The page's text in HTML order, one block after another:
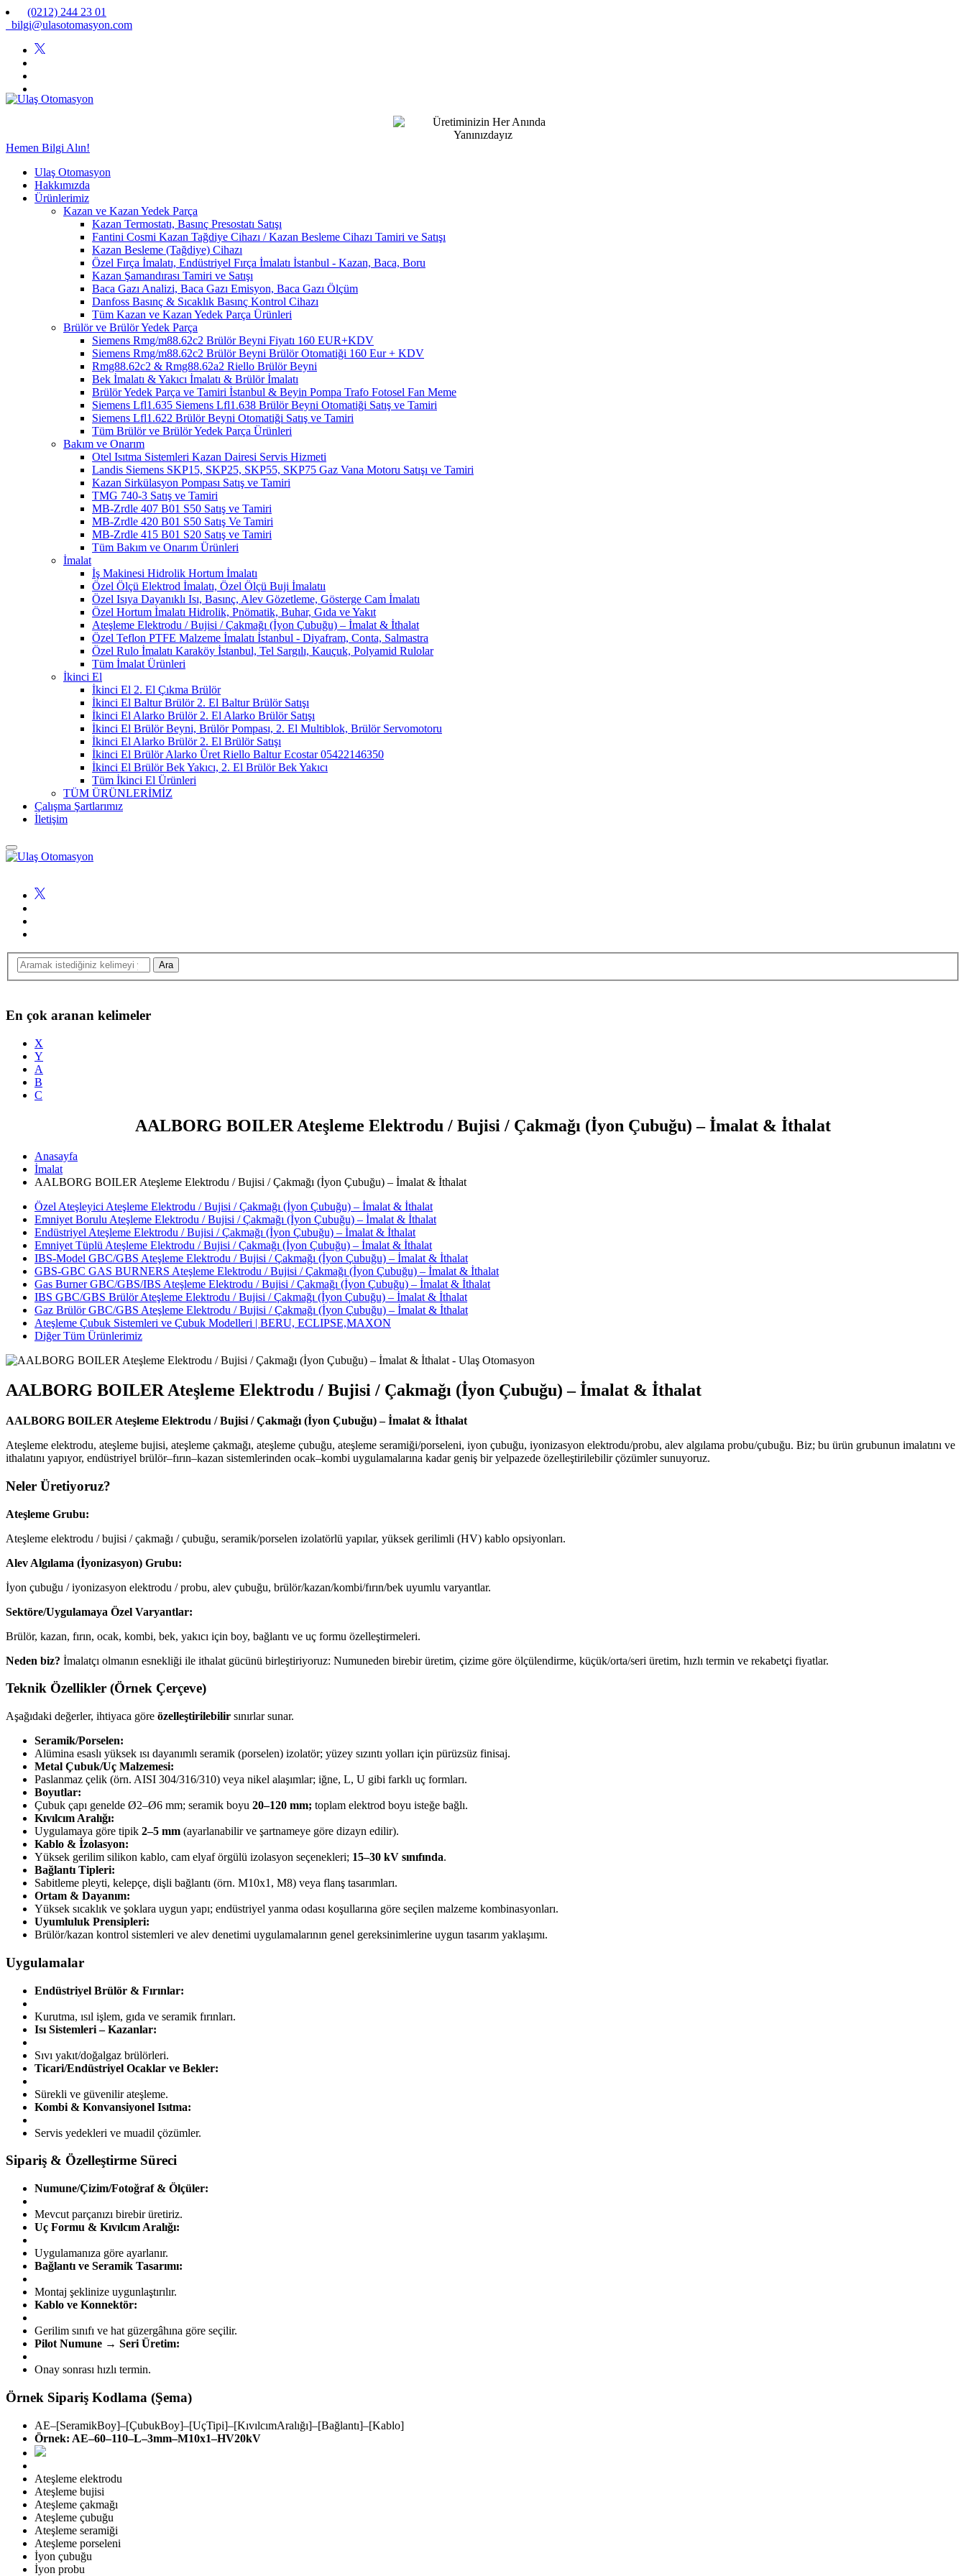
(0212) 244 23 01
bilgi@ulasotomasyon.com
Hemen Bilgi Alın!
Ulaş Otomasyon
Hakkımızda
Ürünlerimiz
Kazan ve Kazan Yedek Parça
Kazan Termostatı, Basınç Presostatı Satışı
Fantini Cosmi Kazan Tağdiye Cihazı / Kazan Besleme Cihazı Tamiri ve Satışı
Kazan Besleme (Tağdiye) Cihazı
Özel Fırça İmalatı, Endüstriyel Fırça İmalatı İstanbul - Kazan, Baca, Boru
Kazan Şamandırası Tamiri ve Satışı
Baca Gazı Analizi, Baca Gazı Emisyon, Baca Gazı Ölçüm
Danfoss Basınç & Sıcaklık Basınç Kontrol Cihazı
Tüm Kazan ve Kazan Yedek Parça Ürünleri
Brülör ve Brülör Yedek Parça
Siemens Rmg/m88.62c2 Brülör Beyni Fiyatı 160 EUR+KDV
Siemens Rmg/m88.62c2 Brülör Beyni Brülör Otomatiği 160 Eur + KDV
Rmg88.62c2 & Rmg88.62a2 Riello Brülör Beyni
Bek İmalatı & Yakıcı İmalatı & Brülör İmalatı
Brülör Yedek Parça ve Tamiri İstanbul & Beyin Pompa Trafo Fotosel Fan Meme
Siemens Lfl1.635 Siemens Lfl1.638 Brülör Beyni Otomatiği Satış ve Tamiri
Siemens Lfl1.622 Brülör Beyni Otomatiği Satış ve Tamiri
Tüm Brülör ve Brülör Yedek Parça Ürünleri
Bakım ve Onarım
Otel Isıtma Sistemleri Kazan Dairesi Servis Hizmeti
Landis Siemens SKP15, SKP25, SKP55, SKP75 Gaz Vana Motoru Satışı ve Tamiri
Kazan Sirkülasyon Pompası Satış ve Tamiri
TMG 740-3 Satış ve Tamiri
MB-Zrdle 407 B01 S50 Satış ve Tamiri
MB-Zrdle 420 B01 S50 Satış Ve Tamiri
MB-Zrdle 415 B01 S20 Satış ve Tamiri
Tüm Bakım ve Onarım Ürünleri
İmalat
İş Makinesi Hidrolik Hortum İmalatı
Özel Ölçü Elektrod İmalatı, Özel Ölçü Buji İmalatıı
Özel Isıya Dayanıklı Isı, Basınç, Alev Gözetleme, Gösterge Cam İmalatı
Özel Hortum İmalatı Hidrolik, Pnömatik, Buhar, Gıda ve Yakıt
Ateşleme Elektrodu / Bujisi / Çakmağı (İyon Çubuğu) – İmalat & İthalat
Özel Teflon PTFE Malzeme İmalatı İstanbul - Diyafram, Conta, Salmastra
Özel Rulo İmalatı Karaköy İstanbul, Tel Sargılı, Kauçuk, Polyamid Rulolar
Tüm İmalat Ürünleri
İkinci El
İkinci El 2. El Çıkma Brülör
İkinci El Baltur Brülör 2. El Baltur Brülör Satışı
İkinci El Alarko Brülör 2. El Alarko Brülör Satışı
İkinci El Brülör Beyni, Brülör Pompası, 2. El Multiblok, Brülör Servomotoru
İkinci El Alarko Brülör 2. El Brülör Satışı
İkinci El Brülör Alarko Üret Riello Baltur Ecostar 05422146350
İkinci El Brülör Bek Yakıcı, 2. El Brülör Bek Yakıcı
Tüm İkinci El Ürünleri
TÜM ÜRÜNLERİMİZ
Çalışma Şartlarımız
İletişim
En çok aranan kelimeler
X
Y
A
B
C
AALBORG BOILER Ateşleme Elektrodu / Bujisi / Çakmağı (İyon Çubuğu) – İmalat & İthalat
Anasayfa
İmalat
AALBORG BOILER Ateşleme Elektrodu / Bujisi / Çakmağı (İyon Çubuğu) – İmalat & İthalat
Özel Ateşleyici Ateşleme Elektrodu / Bujisi / Çakmağı (İyon Çubuğu) – İmalat & İthalat
Emniyet Borulu Ateşleme Elektrodu / Bujisi / Çakmağı (İyon Çubuğu) – İmalat & İthalat
Endüstriyel Ateşleme Elektrodu / Bujisi / Çakmağı (İyon Çubuğu) – İmalat & İthalat
Emniyet Tüplü Ateşleme Elektrodu / Bujisi / Çakmağı (İyon Çubuğu) – İmalat & İthalat
IBS-Model GBC/GBS Ateşleme Elektrodu / Bujisi / Çakmağı (İyon Çubuğu) – İmalat & İthalat
GBS-GBC GAS BURNERS Ateşleme Elektrodu / Bujisi / Çakmağı (İyon Çubuğu) – İmalat & İthalat
Gas Burner GBC/GBS/IBS Ateşleme Elektrodu / Bujisi / Çakmağı (İyon Çubuğu) – İmalat & İthalat
IBS GBC/GBS Brülör Ateşleme Elektrodu / Bujisi / Çakmağı (İyon Çubuğu) – İmalat & İthalat
Gaz Brülör GBC/GBS Ateşleme Elektrodu / Bujisi / Çakmağı (İyon Çubuğu) – İmalat & İthalat
Ateşleme Çubuk Sistemleri ve Çubuk Modelleri | BERU, ECLIPSE,MAXON
Diğer Tüm Ürünlerimiz
AALBORG BOILER Ateşleme Elektrodu / Bujisi / Çakmağı (İyon Çubuğu) – İmalat & İthalat
AALBORG BOILER Ateşleme Elektrodu / Bujisi / Çakmağı (İyon Çubuğu) – İmalat & İthalat
Ateşleme elektrodu, ateşleme bujisi, ateşleme çakmağı, ateşleme çubuğu, ateşleme seramiği/porseleni, iyon çubuğu, iyonizasyon elektrodu/probu, alev algılama probu/çubuğu. Biz; bu ürün grubunun imalatını ve
ithalatını yapıyor, endüstriyel brülör–fırın–kazan sistemlerinden ocak–kombi uygulamalarına kadar geniş bir yelpazede özelleştirilebilir çözümler sunuyoruz.
Neler Üretiyoruz?
Ateşleme Grubu:
Ateşleme elektrodu / bujisi / çakmağı / çubuğu, seramik/porselen izolatörlü yapılar, yüksek gerilimli (HV) kablo opsiyonları.
Alev Algılama (İyonizasyon) Grubu:
İyon çubuğu / iyonizasyon elektrodu / probu, alev çubuğu, brülör/kazan/kombi/fırın/bek uyumlu varyantlar.
Sektöre/Uygulamaya Özel Varyantlar:
Brülör, kazan, fırın, ocak, kombi, bek, yakıcı için boy, bağlantı ve uç formu özelleştirmeleri.
Neden biz? İmalatçı olmanın esnekliği ile ithalat gücünü birleştiriyoruz: Numuneden birebir üretim, çizime göre ölçülendirme, küçük/orta/seri üretim, hızlı termin ve rekabetçi fiyatlar.
Teknik Özellikler (Örnek Çerçeve)
Aşağıdaki değerler, ihtiyaca göre özelleştirilebilir sınırlar sunar.
Seramik/Porselen:
Alümina esaslı yüksek ısı dayanımlı seramik (porselen) izolatör; yüzey sızıntı yolları için pürüzsüz finisaj.
Metal Çubuk/Uç Malzemesi:
Paslanmaz çelik (örn. AISI 304/316/310) veya nikel alaşımlar; iğne, L, U gibi farklı uç formları.
Boyutlar:
Çubuk çapı genelde Ø2–Ø6 mm; seramik boyu 20–120 mm; toplam elektrod boyu isteğe bağlı.
Kıvılcım Aralığı:
Uygulamaya göre tipik 2–5 mm (ayarlanabilir ve şartnameye göre dizayn edilir).
Kablo & İzolasyon:
Yüksek gerilim silikon kablo, cam elyaf örgülü izolasyon seçenekleri; 15–30 kV sınıfında.
Bağlantı Tipleri:
Sabitleme pleyti, kelepçe, dişli bağlantı (örn. M10x1, M8) veya flanş tasarımları.
Ortam & Dayanım:
Yüksek sıcaklık ve şoklara uygun yapı; endüstriyel yanma odası koşullarına göre seçilen malzeme kombinasyonları.
Uyumluluk Prensipleri:
Brülör/kazan kontrol sistemleri ve alev denetimi uygulamalarının genel gereksinimlerine uygun tasarım yaklaşımı.
Uygulamalar
Endüstriyel Brülör & Fırınlar:
Kurutma, ısıl işlem, gıda ve seramik fırınları.
Isı Sistemleri – Kazanlar:
Sıvı yakıt/doğalgaz brülörleri.
Ticari/Endüstriyel Ocaklar ve Bekler:
Sürekli ve güvenilir ateşleme.
Kombi & Konvansiyonel Isıtma:
Servis yedekleri ve muadil çözümler.
Sipariş & Özelleştirme Süreci
Numune/Çizim/Fotoğraf & Ölçüler:
Mevcut parçanızı birebir üretiriz.
Uç Formu & Kıvılcım Aralığı:
Uygulamanıza göre ayarlanır.
Bağlantı ve Seramik Tasarımı:
Montaj şeklinize uygunlaştırılır.
Kablo ve Konnektör:
Gerilim sınıfı ve hat güzergâhına göre seçilir.
Pilot Numune → Seri Üretim:
Onay sonrası hızlı termin.
Örnek Sipariş Kodlama (Şema)
AE–[SeramikBoy]–[ÇubukBoy]–[UçTipi]–[KıvılcımAralığı]–[Bağlantı]–[Kablo]
Örnek: AE–60–110–L–3mm–M10x1–HV20kV
Ateşleme elektrodu
Ateşleme bujisi
Ateşleme çakmağı
Ateşleme çubuğu
Ateşleme seramiği
Ateşleme porseleni
İyon çubuğu
İyon probu